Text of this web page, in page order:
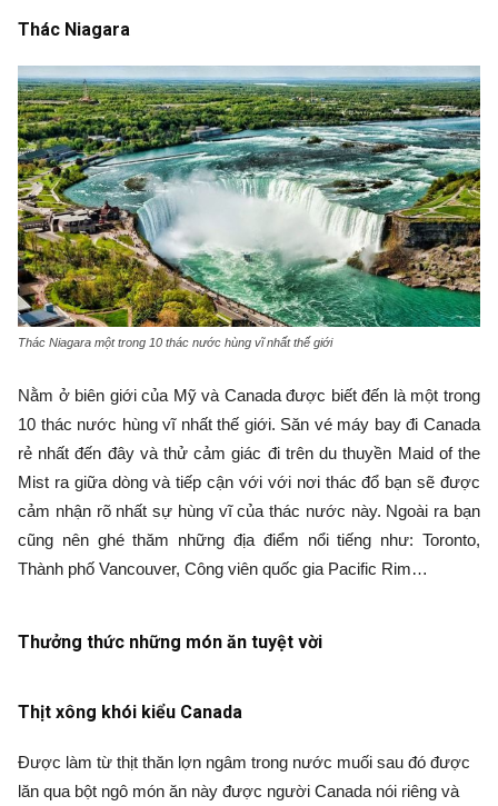
Thác Niagara
Thác Niagara một trong 10 thác nước hùng vĩ nhất thế giới
Nằm ở biên giới của Mỹ và Canada được biết đến là một trong
10 thác nước hùng vĩ nhất thế giới. Săn vé máy bay đi Canada
rẻ nhất đến đây và thử cảm giác đi trên du thuyền Maid of the
Mist ra giữa dòng và tiếp cận với với nơi thác đổ bạn sẽ được
cảm nhận rõ nhất sự hùng vĩ của thác nước này. Ngoài ra bạn
cũng nên ghé thăm những địa điểm nổi tiếng như: Toronto,
Thành phố Vancouver, Công viên quốc gia Pacific Rim…
Thưởng thức những món ăn tuyệt vời
Thịt xông khói kiểu Canada
Được làm từ thịt thăn lợn ngâm trong nước muối sau đó được
lăn qua bột ngô món ăn này được người Canada nói riêng và